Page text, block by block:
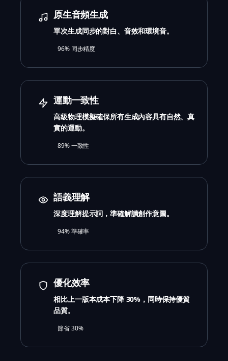
原生音頻生成
單次生成同步的對白、音效和環境音。
96% 同步精度
運動一致性
高級物理模擬確保所有生成內容具有自然、真
實的運動。
89% 一致性
語義理解
深度理解提示詞，準確解讀創作意圖。
94% 準確率
優化效率
相比上一版本成本下降 30%，同時保持優質
品質。
節省 30%